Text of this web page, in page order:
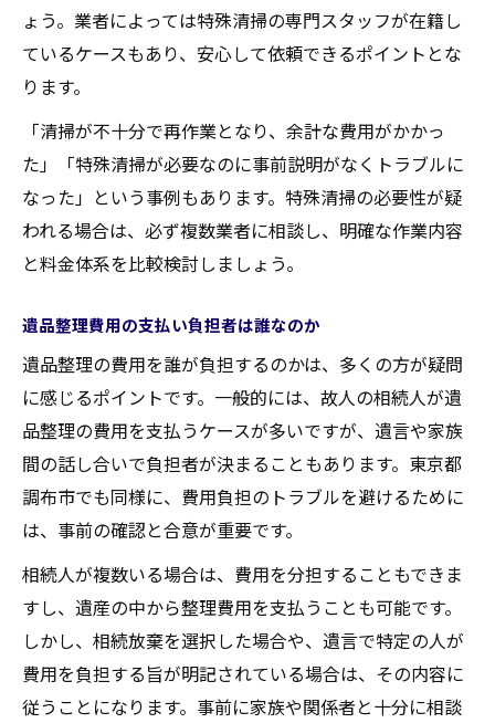
ょう。業者によっては特殊清掃の専門スタッフが在籍し
ているケースもあり、安心して依頼できるポイントとな
ります。
「清掃が不十分で再作業となり、余計な費用がかかっ
た」「特殊清掃が必要なのに事前説明がなくトラブルに
なった」という事例もあります。特殊清掃の必要性が疑
われる場合は、必ず複数業者に相談し、明確な作業内容
と料金体系を比較検討しましょう。
遺品整理費用の支払い負担者は誰なのか
遺品整理の費用を誰が負担するのかは、多くの方が疑問
に感じるポイントです。一般的には、故人の相続人が遺
品整理の費用を支払うケースが多いですが、遺言や家族
間の話し合いで負担者が決まることもあります。東京都
調布市でも同様に、費用負担のトラブルを避けるために
は、事前の確認と合意が重要です。
相続人が複数いる場合は、費用を分担することもできま
すし、遺産の中から整理費用を支払うことも可能です。
しかし、相続放棄を選択した場合や、遺言で特定の人が
費用を負担する旨が明記されている場合は、その内容に
従うことになります。事前に家族や関係者と十分に相談